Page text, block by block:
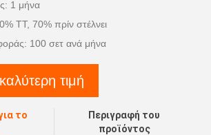
1 μήνα
TT, 70% πρίν στέλνει
100 σετ ανά μήνα
τιμή
το
Περιγραφή του
προϊόντος